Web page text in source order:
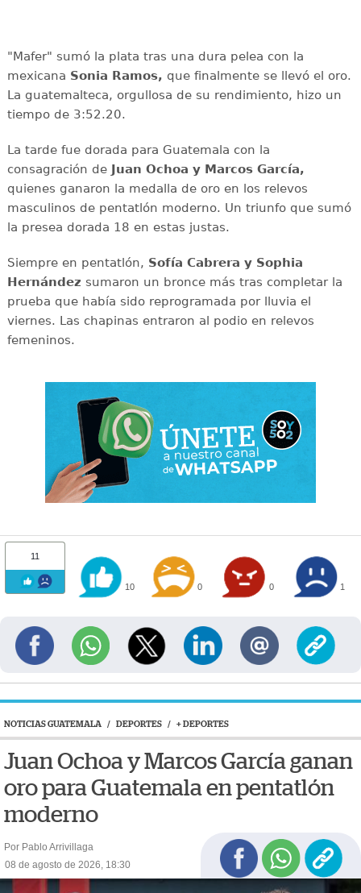
"Mafer" sumó la plata tras una dura pelea con la
mexicana Sonia Ramos, que finalmente se llevó el oro.
La guatemalteca, orgullosa de su rendimiento, hizo un
tiempo de 3:52.20.
La tarde fue dorada para Guatemala con la
consagración de Juan Ochoa y Marcos García,
quienes ganaron la medalla de oro en los relevos
masculinos de pentatlón moderno. Un triunfo que sumó
la presea dorada 18 en estas justas.
Siempre en pentatlón, Sofía Cabrera y Sophia
Hernández sumaron un bronce más tras completar la
prueba que había sido reprogramada por lluvia el
viernes. Las chapinas entraron al podio en relevos
femeninos.
11
10 0 0 1
NOTICIAS GUATEMALA / DEPORTES / + DEPORTES
Juan Ochoa y Marcos García ganan
oro para Guatemala en pentatlón
moderno
Por Pablo Arrivillaga
08 de agosto de 2026, 18:30